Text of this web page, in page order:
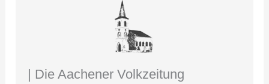
| Die Aachener Volkzeitung